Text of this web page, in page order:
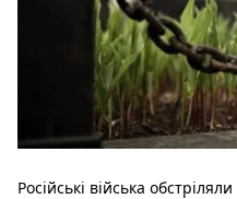
Російські війська